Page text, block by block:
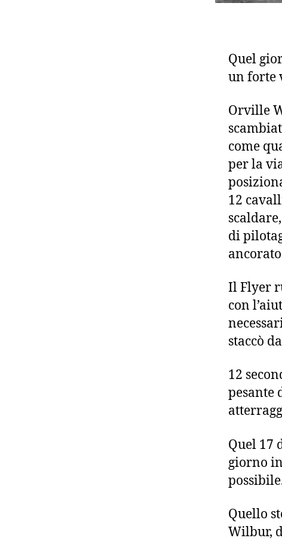
Quel
un forte
Orville
come
per la
12
di
Il Flyer
con
staccò
12
pesante
Quel 17
giorno
Quello
Wilbur,